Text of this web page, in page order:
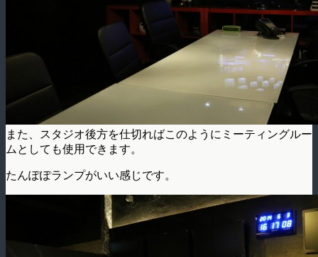
また、スタジオ後方を仕切ればこのようにミーティングルー
ムとしても使用できます。
たんぽぽランプがいい感じです。